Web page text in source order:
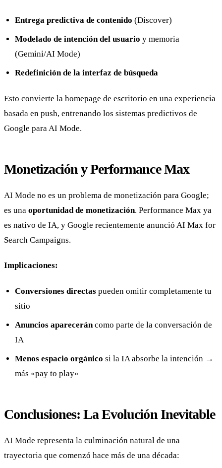
Entrega predictiva de contenido (Discover)
Modelado de intención del usuario y memoria
(Gemini/AI Mode)
Redefinición de la interfaz de búsqueda
Esto convierte la homepage de escritorio en una experiencia
basada en push, entrenando los sistemas predictivos de
Google para AI Mode.
Monetización y Performance Max
AI Mode no es un problema de monetización para Google;
es una oportunidad de monetización. Performance Max ya
es nativo de IA, y Google recientemente anunció AI Max for
Search Campaigns.
Implicaciones:
Conversiones directas pueden omitir completamente tu
sitio
Anuncios apareceráncomo parte de la conversación de
IA
Menos espacio orgánico si la IA absorbe la intención →
más «pay to play»
Conclusiones: La Evolución Inevitable
AI Mode representa la culminación natural de una
trayectoria que comenzó hace más de una década: